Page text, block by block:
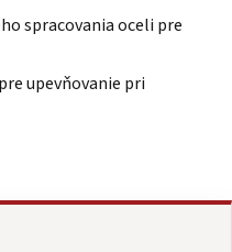
spracovania oceli pre
upevňovanie pri